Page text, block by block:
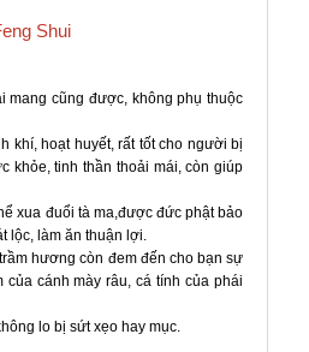
Shui
mang cũng được, không phụ thuộc
khí, hoạt huyết, rất tốt cho người bị
khỏe, tinh thần thoải mái, còn giúp
xua đuổi tà ma,được đức phật bảo
lộc, làm ăn thuận lợi.
hương còn đem đến cho bạn sự
cánh mày râu, cá tính của phái
lo bị sứt xẹo hay mục.